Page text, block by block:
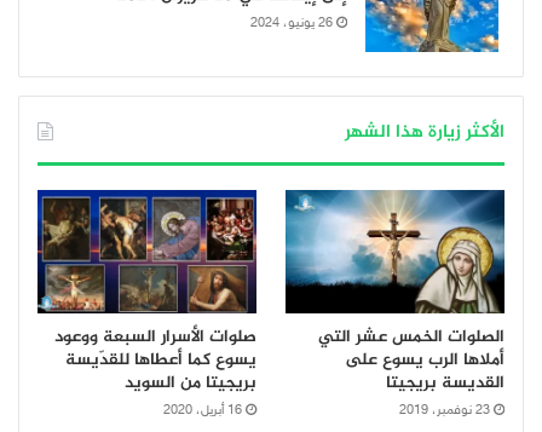
26 يونيو، 2024
الأكثر زيارة هذا الشهر
الصلوات الخمس عشر التي
أملاها الرب يسوع على
القديسة بريجيتا
23 نوفمبر، 2019
صلوات الأسرار السبعة ووعود
يسوع كما أعطاها للقدّيسة
بريجيتا من السويد
16 أبريل، 2020